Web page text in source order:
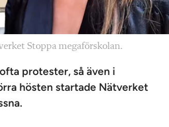
Stoppa megaförskolan.
protester, så även i
hösten startade Nätverket